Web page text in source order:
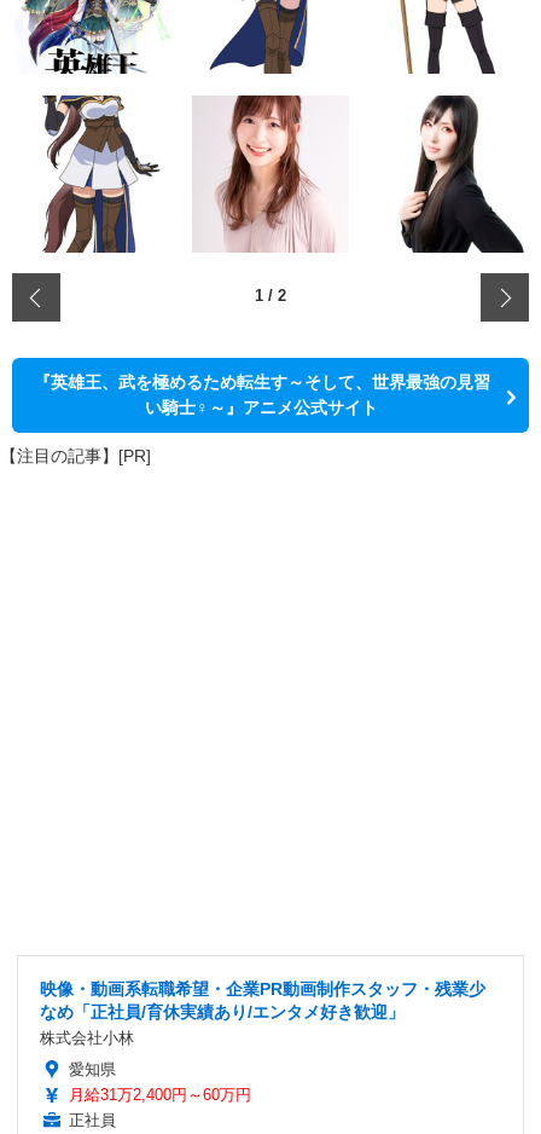
1 / 2
『英雄王、武を極めるため転生す～そして、世界最強の見習
い騎士♀～』アニメ公式サイト
【注目の記事】[PR]
映像・動画系転職希望・企業PR動画制作スタッフ・残業少
なめ「正社員/育休実績あり/エンタメ好き歓迎」
株式会社小林
愛知県
月給31万2,400円～60万円
正社員